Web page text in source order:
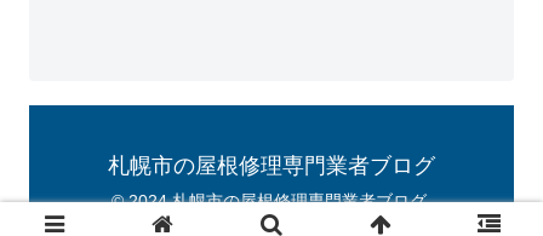
札幌市の屋根修理専門業者ブログ
© 2024 札幌市の屋根修理専門業者ブログ.